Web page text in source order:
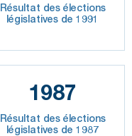
Résultat des élections
législatives de 1991
1987
Résultat des élections
législatives de 1987